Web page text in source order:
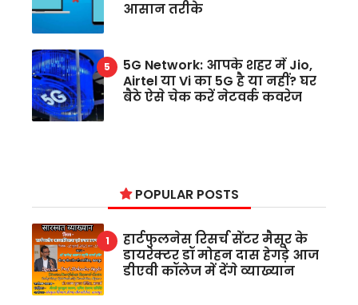
आसान तरीके
5G Network: आपके शहर में Jio,
Airtel या Vi का 5G है या नहीं? घर
बैठे ऐसे चेक करें नेटवर्क कवरेज
POPULAR POSTS
हार्टफुलनेस रिसर्च सेंटर मैसूर के
डायरेक्टर डॉ मोहन दास हेगड़े आज
डीएवी कॉलेज में देंगे व्याख्यान